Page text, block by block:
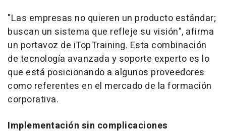
"Las empresas no quieren un producto estándar;
buscan un sistema que refleje su visión", afirma
un portavoz de iTopTraining. Esta combinación
de tecnología avanzada y soporte experto es lo
que está posicionando a algunos proveedores
como referentes en el mercado de la formación
corporativa.
Implementación sin complicaciones